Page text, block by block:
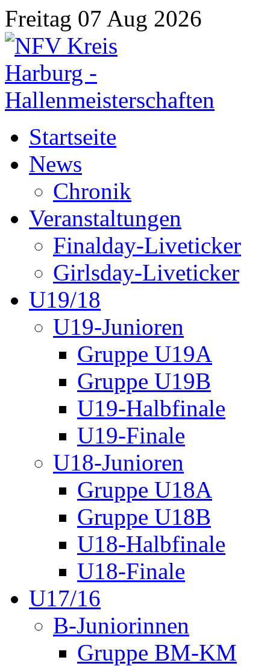
Freitag 07 Aug 2026
Startseite
News
Chronik
Veranstaltungen
Finalday-Liveticker
Girlsday-Liveticker
U19/18
U19-Junioren
Gruppe U19A
Gruppe U19B
U19-Halbfinale
U19-Finale
U18-Junioren
Gruppe U18A
Gruppe U18B
U18-Halbfinale
U18-Finale
U17/16
B-Juniorinnen
Gruppe BM-KM